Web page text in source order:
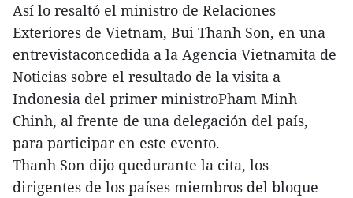
Así lo resaltó el ministro de Relaciones
Exteriores de Vietnam, Bui Thanh Son, en una
entrevistaconcedida a la Agencia Vietnamita de
Noticias sobre el resultado de la visita a
Indonesia del primer ministroPham Minh
Chinh, al frente de una delegación del país,
para participar en este evento.
Thanh Son dijo quedurante la cita, los
dirigentes de los países miembros del bloque